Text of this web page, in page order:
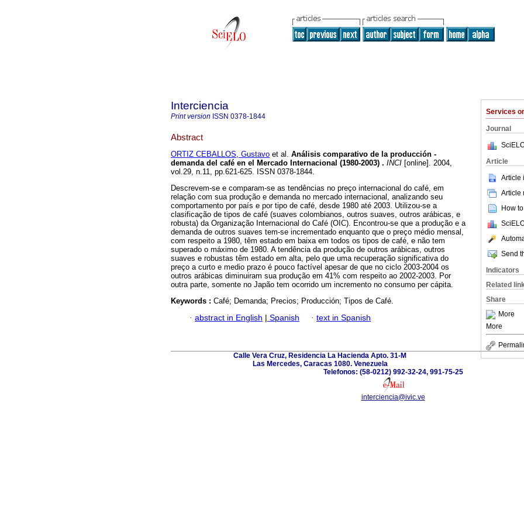
Services
Journal
Article
Article
Article
How
Send
Indicators
Related
Share
More
More
Interciencia
Print version ISSN 0378-1844
Abstract
ORTIZ CEBALLOS, Gustavo et al. Análisis comparativo de la producción -
demanda del café en el Mercado Internacional (1980-2003) . INCI [online]. 2004,
vol.29, n.11, pp.621-625. ISSN 0378-1844.
Descrevem-se e comparam-se as tendências no preço internacional do café, em
relação com sua produção e demanda no mercado internacional, analizando seu
comportamento por país e por tipo de café, desde 1980 até 2003. Utilizou-se a
clasificação de tipos de café (suaves colombianos, outros suaves, outros arábicas, e
robusta) da Organização Internacional do Café (OIC). Encontrou-se que a produção e a
demanda de outros suaves tem-se incrementado enquanto que o preço médio mensal,
com respeito a 1980, têm estado em baixa em todos os tipos de café, e não tem
superado o máximo de 1980. A tendência da produção de outros arábicas, outros
suaves e robustas têm estado em alta, pelo que uma recuperação significativa do
preço a curto e medio prazo é pouco factível apesar de que no ciclo 2003-2004 os
outros arábicas diminuiram sua produção em 41% com respeito ao 2002-2003. Por
outra parte, somente no Japão tem ocorrido um incremento no consumo per cápita.
Keywords : Café; Demanda; Precios; Producción; Tipos de Café.
· abstract in English | Spanish · text in Spanish
Calle Vera Cruz, Residencia La Hacienda Apto. 31-M
Las Mercedes, Caracas 1080. Venezuela
Telefonos: (58-0212) 992-32-24, 991-75-25
interciencia@ivic.ve